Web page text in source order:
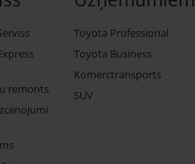
remonts
Toyota Professional
Toyota Business
Komerctransports
SUV